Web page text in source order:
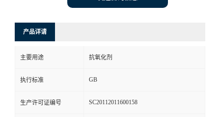
产品详请
主要用途 抗氧化剂
执行标准 GB
生产许可证编号 SC20112011600158